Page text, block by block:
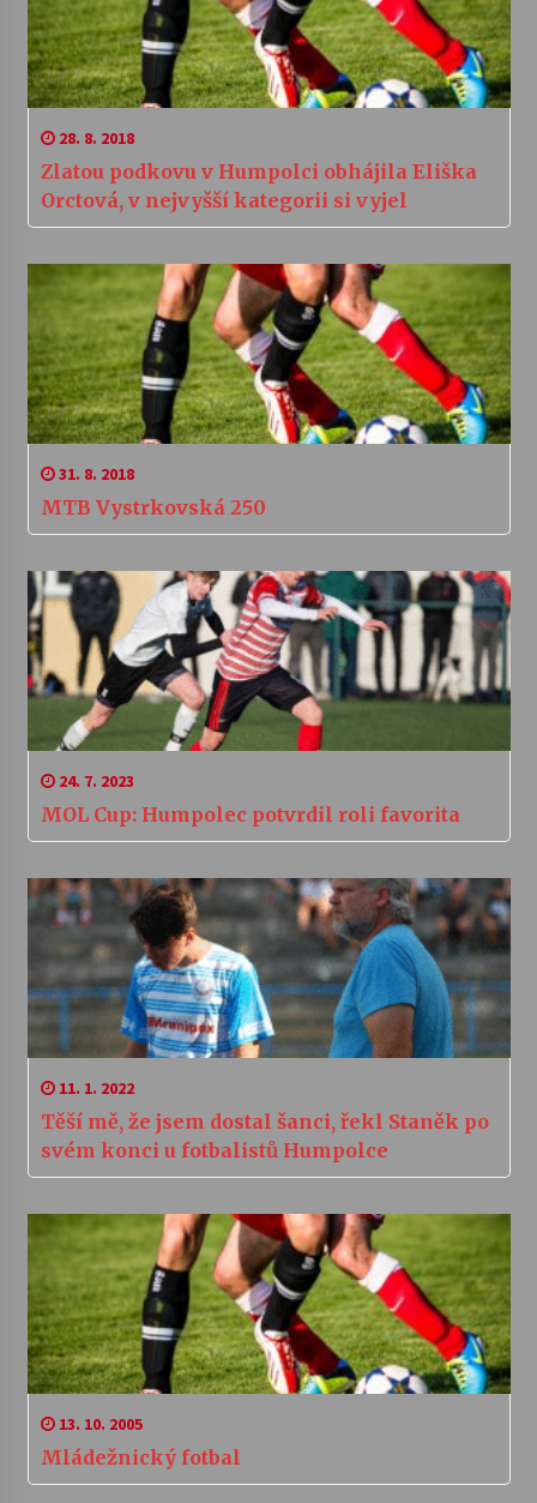
28. 8. 2018
Zlatou podkovu v Humpolci obhájila Eliška
Orctová, v nejvyšší kategorii si vyjel
31. 8. 2018
MTB Vystrkovská 250
24. 7. 2023
MOL Cup: Humpolec potvrdil roli favorita
11. 1. 2022
Těší mě, že jsem dostal šanci, řekl Staněk po
svém konci u fotbalistů Humpolce
13. 10. 2005
Mládežnický fotbal